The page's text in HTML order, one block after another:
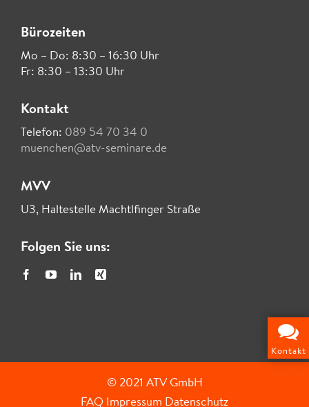
Kontakt
Bürozeiten
Mo – Do: 8:30 – 16:30 Uhr
Fr: 8:30 – 13:30 Uhr
Kontakt
Telefon: 089 54 70 34 0
muenchen@atv-seminare.de
MVV
U3, Haltestelle Machtlfinger Straße
Folgen Sie uns:
© 2021 ATV GmbH
FAQ
Impressum Datenschutz